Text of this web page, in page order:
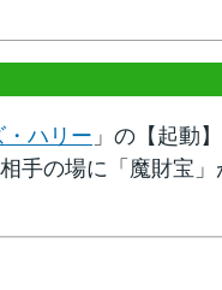
ハリー 」の【起動
手の場に「魔財宝